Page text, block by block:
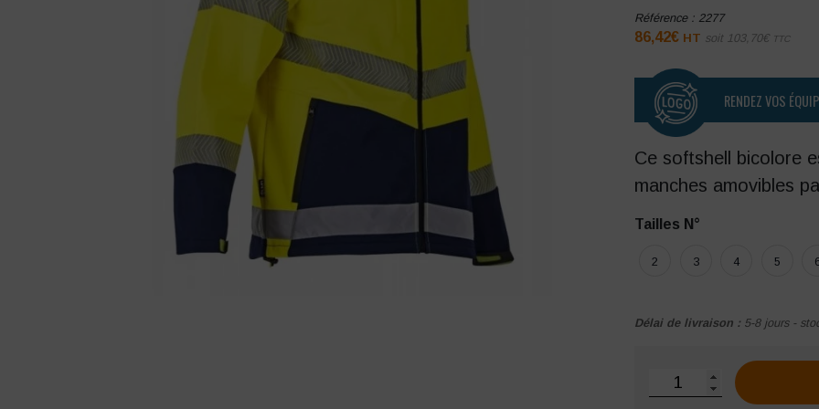
Référence : 2277
86,42€ HT soit 103,70€ TTC
RENDEZ VOS
Ce softshell bicolore
manches amovibles
Tailles N°
2 3 4 5
Délai de livraison : 5-8 jours -
quantité de Softshell